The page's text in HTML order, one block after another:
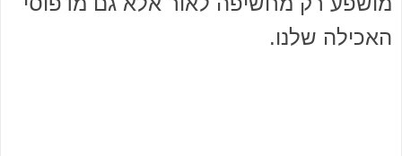
האכילה שלנו.